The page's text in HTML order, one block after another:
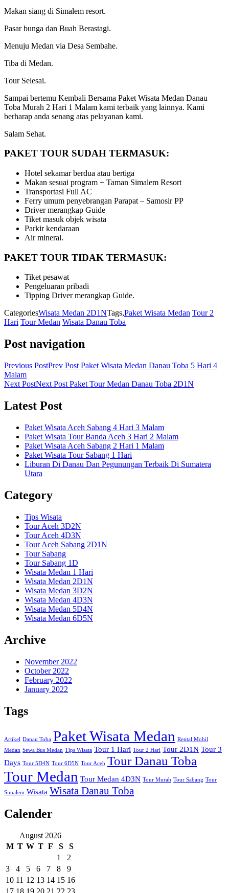
Makan siang di Simalem resort.
Pasar bunga dan Buah Berastagi.
Menuju Medan via Desa Sembahe.
Tiba di Medan.
Tour Selesai.
Sampai bertemu Kembali Bersama Paket Wisata Medan Danau
Toba Murah 2 Hari 1 Malam kami terbaik yang lainnya. Kami
berharap anda senang atas pelayanan kami.
Salam Sehat.
PAKET TOUR SUDAH TERMASUK:
Hotel sekamar berdua atau bertiga
Makan sesuai program + Taman Simalem Resort
Transportasi Full AC
Ferry umum penyebrangan Parapat – Samosir PP
Driver merangkap Guide
Tiket masuk objek wisata
Parkir kendaraan
Air mineral.
PAKET TOUR TIDAK TERMASUK:
Tiket pesawat
Pengeluaran pribadi
Tipping Driver merangkap Guide.
CategoriesWisata Medan 2D1NTags,Paket Wisata Medan Tour 2
Hari Tour Medan Wisata Danau Toba
Post navigation
Previous PostPrev Post Paket Wisata Medan Danau Toba 5 Hari 4
Malam
Next PostNext Post Paket Tour Medan Danau Toba 2D1N
Latest Post
Paket Wisata Aceh Sabang 4 Hari 3 Malam
Paket Wisata Tour Banda Aceh 3 Hari 2 Malam
Paket Wisata Aceh Sabang 2 Hari 1 Malam
Paket Wisata Tour Sabang 1 Hari
Liburan Di Danau Dan Pegunungan Terbaik Di Sumatera
Utara
Category
Tips Wisata
Tour Aceh 3D2N
Tour Aceh 4D3N
Tour Aceh Sabang 2D1N
Tour Sabang
Tour Sabang 1D
Wisata Medan 1 Hari
Wisata Medan 2D1N
Wisata Medan 3D2N
Wisata Medan 4D3N
Wisata Medan 5D4N
Wisata Medan 6D5N
Archive
November 2022
October 2022
February 2022
January 2022
Tags
Artikel Danau Toba Paket Wisata Medan Rental Mobil
Medan Sewa Bus Medan Tips Wisata Tour 1 Hari Tour 2 Hari Tour 2D1N Tour 3
Days Tour 5D4N Tour 6D5N Tour Aceh Tour Danau Toba
Tour Medan Tour Medan 4D3N Tour Murah Tour Sabang Tour
Simalem Wisata Wisata Danau Toba
Calender
August 2026
M T W T F S
S
1
2
3
4 5 6 7 8
9
10 11 12 13 14 15 16